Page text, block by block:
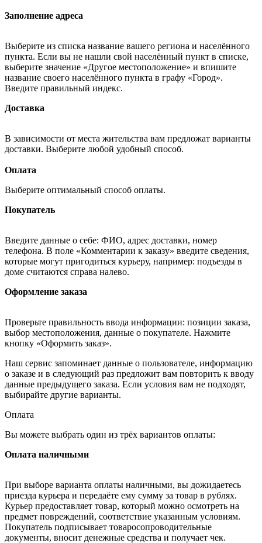
Заполнение адреса
Выберите из списка название вашего региона и населённого
пункта. Если вы не нашли свой населённый пункт в списке,
выберите значение «Другое местоположение» и впишите
название своего населённого пункта в графу «Город».
Введите правильный индекс.
Доставка
В зависимости от места жительства вам предложат варианты
доставки. Выберите любой удобный способ.
Оплата
Выберите оптимальный способ оплаты.
Покупатель
Введите данные о себе: ФИО, адрес доставки, номер
телефона. В поле «Комментарии к заказу» введите сведения,
которые могут пригодиться курьеру, например: подъезды в
доме считаются справа налево.
Оформление заказа
Проверьте правильность ввода информации: позиции заказа,
выбор местоположения, данные о покупателе. Нажмите
кнопку «Оформить заказ».
Наш сервис запоминает данные о пользователе, информацию
о заказе и в следующий раз предложит вам повторить к вводу
данные предыдущего заказа. Если условия вам не подходят,
выбирайте другие варианты.
Оплата
Вы можете выбрать один из трёх вариантов оплаты:
Оплата наличными
При выборе варианта оплаты наличными, вы дожидаетесь
приезда курьера и передаёте ему сумму за товар в рублях.
Курьер предоставляет товар, который можно осмотреть на
предмет повреждений, соответствие указанным условиям.
Покупатель подписывает товаросопроводительные
документы, вносит денежные средства и получает чек.